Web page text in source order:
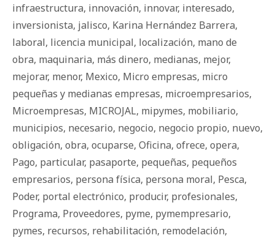
infraestructura, innovación, innovar, interesado,
inversionista, jalisco, Karina Hernández Barrera,
laboral, licencia municipal, localización, mano de
obra, maquinaria, más dinero, medianas, mejor,
mejorar, menor, Mexico, Micro empresas, micro
pequeñas y medianas empresas, microempresarios,
Microempresas, MICROJAL, mipymes, mobiliario,
municipios, necesario, negocio, negocio propio, nuevo,
obligación, obra, ocuparse, Oficina, ofrece, opera,
Pago, particular, pasaporte, pequeñas, pequeños
empresarios, persona física, persona moral, Pesca,
Poder, portal electrónico, producir, profesionales,
Programa, Proveedores, pyme, pymempresario,
pymes, recursos, rehabilitación, remodelación,